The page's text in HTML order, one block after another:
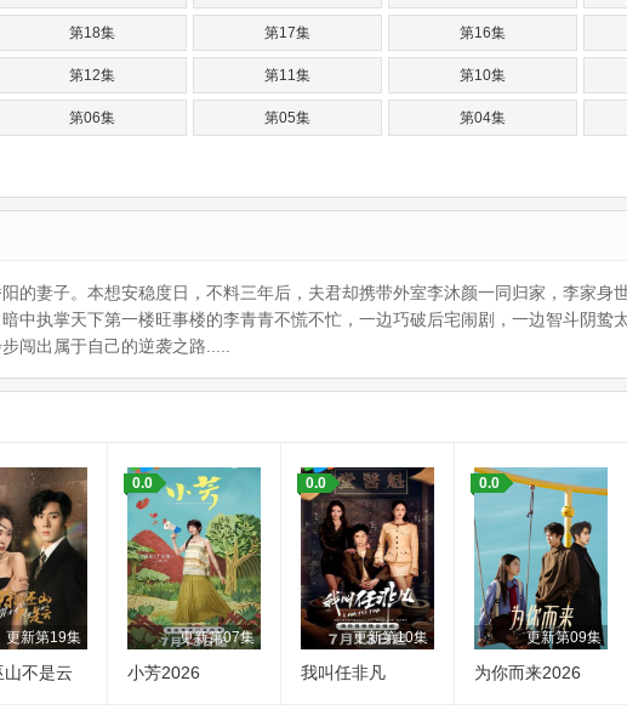
第18集 第17集 第16集
第12集 第11集 第10集
第06集 第05集 第04集
的妻子。本想安稳度日，不料三年后，夫君却携带外室李沐颜一同归家，李家身
中执掌天下第一楼旺事楼的李青青不慌不忙，一边巧破后宅闹剧，一边智斗阴鸷
闯出属于自己的逆袭之路.....
更新第19集
山不是云
更新第07集
0.0
小芳2026
更新第10集
0.0
我叫任非凡
更新第09集
0.0
为你而来2026